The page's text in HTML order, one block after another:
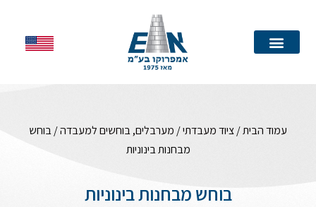
עמוד הבית/ציוד מעבדתי/ מערבלים, בוחשים למעבדה/ בוחש
מבחנות בינוניות
בוחש מבחנות בינוניות